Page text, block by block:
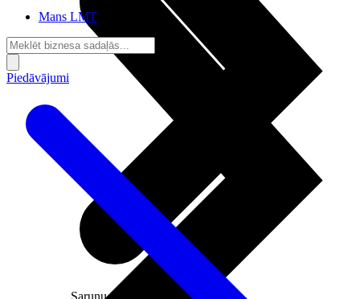
Sarunu pieslēgumi
Mans LMT
Piedāvājumi